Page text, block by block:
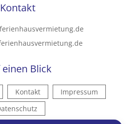
Kontakt
Blick
Kontakt
Impressum